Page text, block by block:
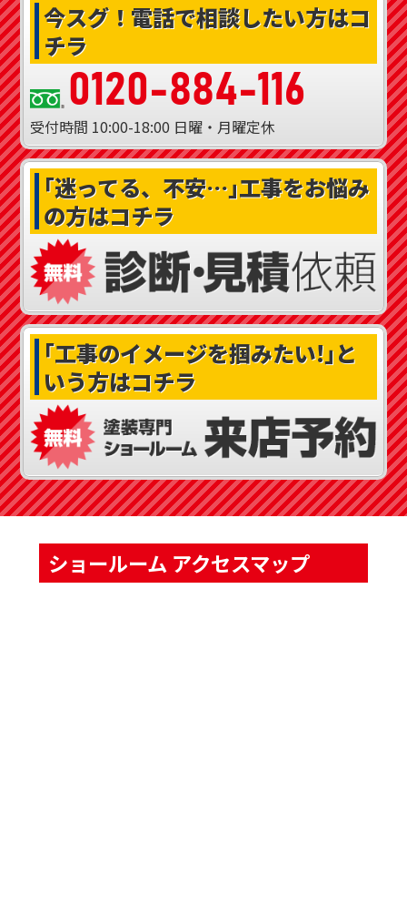
今スグ！ 電話で相談したい方はコ
チラ
0120-884-116
受付時間 10:00-18:00 日曜・月曜定休
｢迷ってる、不安…｣工事をお悩み
の方はコチラ
｢工事のイメージを掴みたい!｣と
いう方はコチラ
ショールーム アクセスマップ